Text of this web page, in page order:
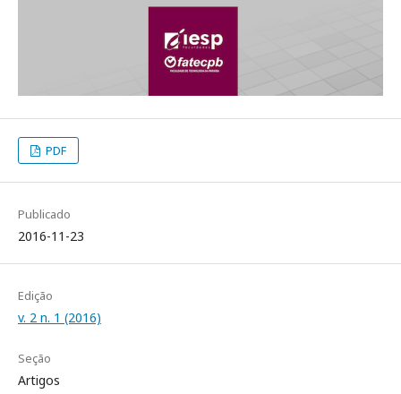
PDF
Publicado
2016-11-23
Edição
v. 2 n. 1 (2016)
Seção
Artigos